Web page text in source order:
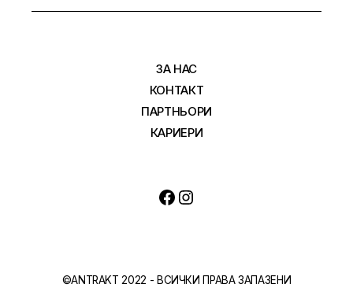
ЗА НАС
КОНТАКТ
ПАРТНЬОРИ
КАРИЕРИ
Facebook
Instagram
©ANTRAKT 2022 - ВСИЧКИ ПРАВА ЗАПАЗЕНИ